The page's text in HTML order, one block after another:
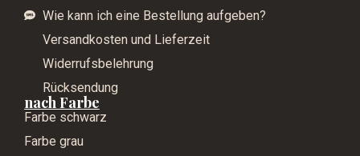
Wie kann ich eine Bestellung aufgeben?
Versandkosten und Lieferzeit
Widerrufsbelehrung
Rücksendung
nach Farbe
Farbe schwarz
Farbe grau